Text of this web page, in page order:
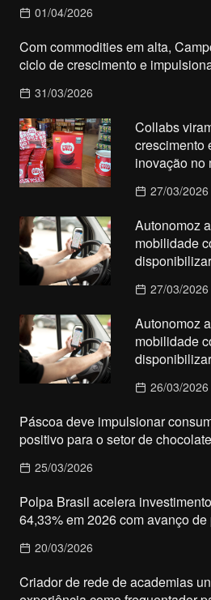
01/04/2026
Com commodities em alta,
ciclo de crescimento e
31/03/2026
Collabs
crescimento
inovação no
27/03/2026
Autonomoz
mobilidade
27/03/2026
Autonomoz
mobilidade
26/03/2026
Páscoa deve impulsionar
positivo para o setor de
25/03/2026
Polpa Brasil acelera
64,33% em 2026 com avanço
20/03/2026
Criador de rede de academias